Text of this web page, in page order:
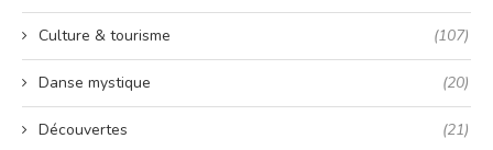
Culture & tourisme (107)
Danse mystique (20)
Découvertes (21)